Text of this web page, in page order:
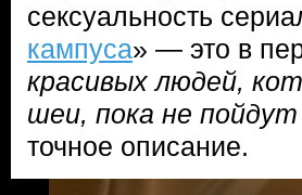
сексуальность
кампуса» — это в
красивых людей,
шеи, пока не
точное описание.